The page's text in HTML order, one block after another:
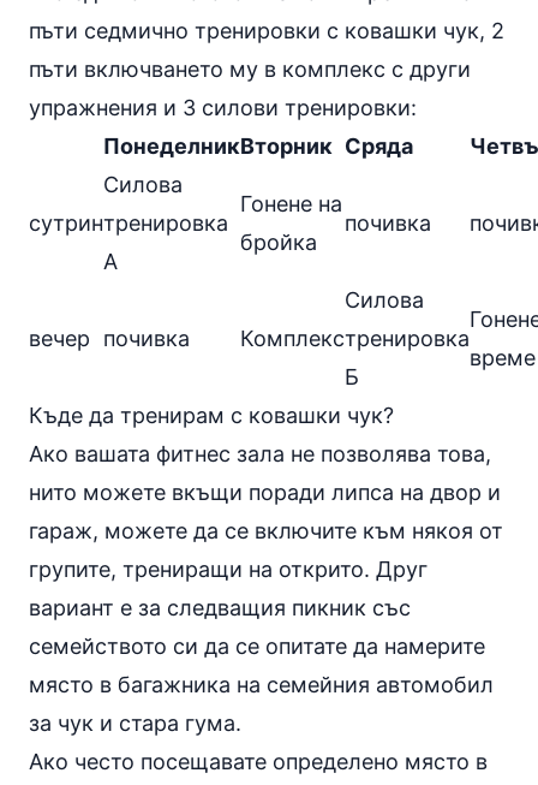
пъти седмично тренировки с ковашки чук, 2
пъти включването му в комплекс с други
упражнения и 3 силови тренировки:
ПонеделникВторник Сряда
сутрин
Силова
тренировка
А
Гонене на
бройка
почивка
вечер почивка Комплекс
Силова
тренировка
Б
време
Къде да тренирам с ковашки чук?
Ако вашата фитнес зала не позволява това,
нито можете вкъщи поради липса на двор и
гараж, можете да се включите към някоя от
групите, трениращи на открито. Друг
вариант е за следващия пикник със
семейството си да се опитате да намерите
място в багажника на семейния автомобил
за чук и стара гума.
Ако често посещавате определено място в